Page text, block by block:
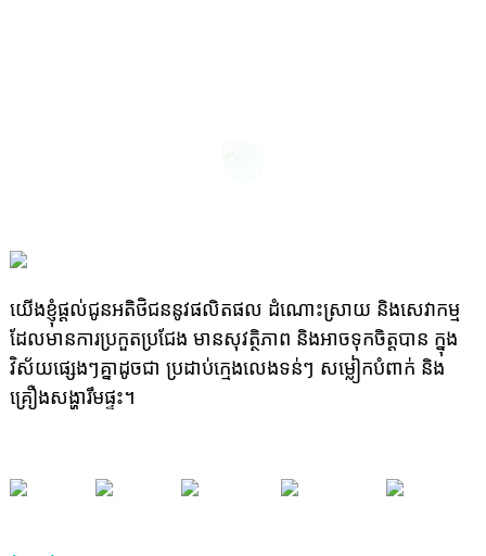
យើងខ្ញុំផ្តល់ជូនអតិថិជននូវផលិតផល ដំណោះស្រាយ និងសេវាកម្ម
ដែលមានការប្រកួតប្រជែង មានសុវត្ថិភាព និងអាចទុកចិត្តបាន ក្នុង
វិស័យផ្សេងៗគ្នាដូចជា ប្រដាប់ក្មេងលេងទន់ៗ សម្លៀកបំពាក់ និង
គ្រឿងសង្ហារឹមផ្ទះ។